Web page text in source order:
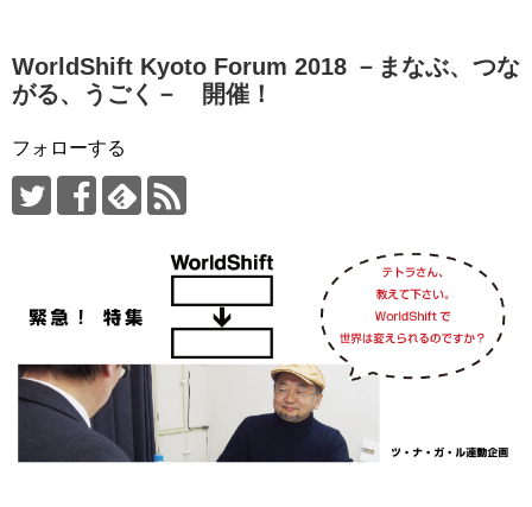
WorldShift Kyoto Forum 2018 －まなぶ、つな
がる、うごく－ 開催！
フォローする